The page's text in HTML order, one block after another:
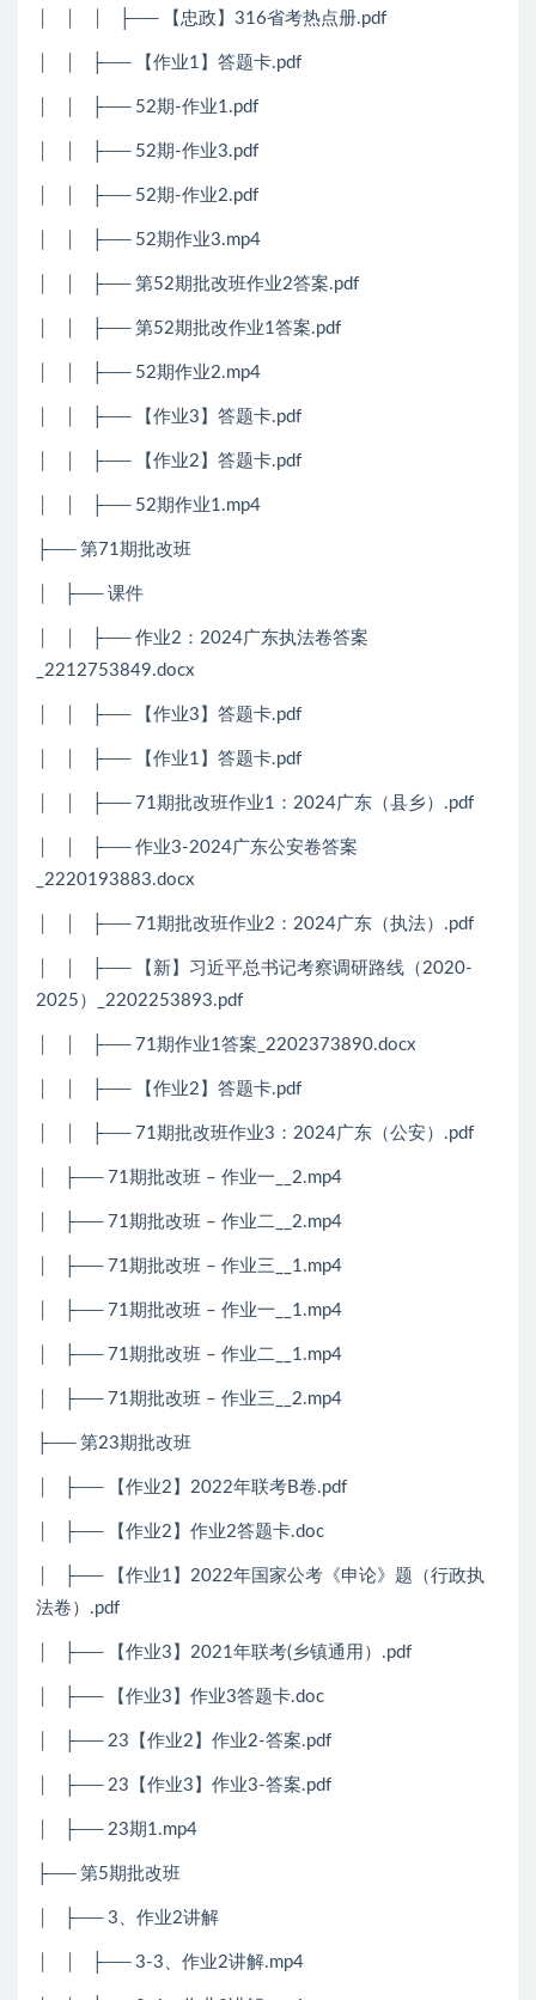
│ │ │ ├── 【忠政】316省考热点册.pdf
│ │ ├── 【作业1】答题卡.pdf
│ │ ├── 52期-作业1.pdf
│ │ ├── 52期-作业3.pdf
│ │ ├── 52期-作业2.pdf
│ │ ├── 52期作业3.mp4
│ │ ├── 第52期批改班作业2答案.pdf
│ │ ├── 第52期批改作业1答案.pdf
│ │ ├── 52期作业2.mp4
│ │ ├── 【作业3】答题卡.pdf
│ │ ├── 【作业2】答题卡.pdf
│ │ ├── 52期作业1.mp4
├── 第71期批改班
│ ├── 课件
│ │ ├── 作业2：2024广东执法卷答案
_2212753849.docx
│ │ ├── 【作业3】答题卡.pdf
│ │ ├── 【作业1】答题卡.pdf
│ │ ├── 71期批改班作业1：2024广东（县乡）.pdf
│ │ ├── 作业3-2024广东公安卷答案
_2220193883.docx
│ │ ├── 71期批改班作业2：2024广东（执法）.pdf
│ │ ├── 【新】习近平总书记考察调研路线（2020-
2025）_2202253893.pdf
│ │ ├── 71期作业1答案_2202373890.docx
│ │ ├── 【作业2】答题卡.pdf
│ │ ├── 71期批改班作业3：2024广东（公安）.pdf
│ ├── 71期批改班 – 作业一__2.mp4
│ ├── 71期批改班 – 作业二__2.mp4
│ ├── 71期批改班 – 作业三__1.mp4
│ ├── 71期批改班 – 作业一__1.mp4
│ ├── 71期批改班 – 作业二__1.mp4
│ ├── 71期批改班 – 作业三__2.mp4
├── 第23期批改班
│ ├── 【作业2】2022年联考B卷.pdf
│ ├── 【作业2】作业2答题卡.doc
│ ├── 【作业1】2022年国家公考《申论》题（行政执
法卷）.pdf
│ ├── 【作业3】2021年联考(乡镇通用）.pdf
│ ├── 【作业3】作业3答题卡.doc
│ ├── 23【作业2】作业2-答案.pdf
│ ├── 23【作业3】作业3-答案.pdf
│ ├── 23期1.mp4
├── 第5期批改班
│ ├── 3、作业2讲解
│ │ ├── 3-3、作业2讲解.mp4